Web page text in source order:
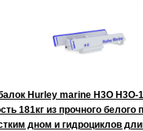
Hurley marine H3O H3O-
181кг из прочного
дном и гидроциклов